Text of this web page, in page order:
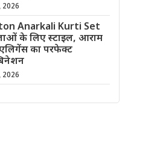
2026
Anarkali Kurti Set
के लिए स्टाइल, आराम
का परफेक्ट
2026